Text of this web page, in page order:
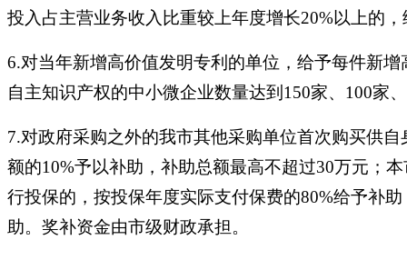
投入占主营业务收入比重较上年度增长20%以上的
6.对当年新增高价值发明专利的单位，给予每件新
自主知识产权的中小微企业数量达到150家、100家
7.对政府采购之外的我市其他采购单位首次购买供
额的10%予以补助，补助总额最高不超过30万元；
行投保的，按投保年度实际支付保费的80%给予补
助。奖补资金由市级财政承担。